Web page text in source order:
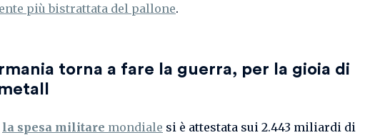
più bistrattata del pallone.
torna a fare la guerra, per la gioia di
la spesa militare mondiale si è attestata sui 2.443 miliardi di